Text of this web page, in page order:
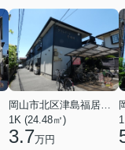
岡山市北区津島福居１丁目
1K (24.48㎡)
3.7万円